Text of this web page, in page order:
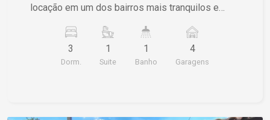
locação em um dos bairros mais tranquilos e
Características do Imóvel: - Tipo: Casa Padrão -
Localização: Jardim Macarengo, São Carlos/SP -
Dormitórios: 3 amplos dormitórios,
3
Dorm.
1
Suite
1
Banho
4
Garagens